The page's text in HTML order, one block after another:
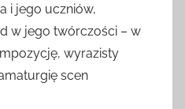
i jego uczniów,
w jego twórczości – w
wyrazisty
scen